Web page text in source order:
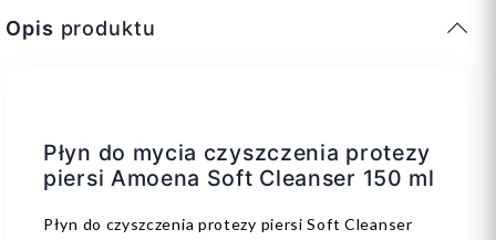
Opis produktu
Płyn do mycia czyszczenia protezy
piersi Amoena Soft Cleanser 150 ml
Płyn do czyszczenia protezy piersi Soft Cleanser